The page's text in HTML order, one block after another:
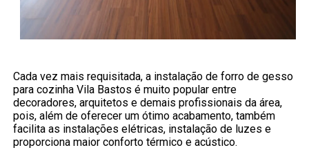
Cada vez mais requisitada, a instalação de forro de gesso
para cozinha Vila Bastos é muito popular entre
decoradores, arquitetos e demais profissionais da área,
pois, além de oferecer um ótimo acabamento, também
facilita as instalações elétricas, instalação de luzes e
proporciona maior conforto térmico e acústico.